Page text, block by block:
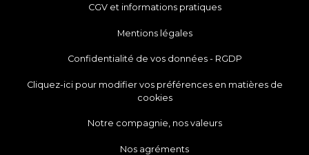
CGV et informations pratiques
Mentions légales
Confidentialité de vos données - RGDP
Cliquez-ici pour modifier vos préférences en matières de
cookies
Notre compagnie, nos valeurs
Nos agréments